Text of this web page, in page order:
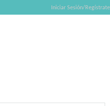
Iniciar Sesión/Regístrate